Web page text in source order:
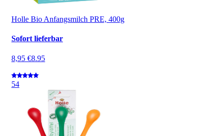
Holle Bio Anfangsmilch PRE, 400g
Sofort lieferbar
8,95 €8.95
54